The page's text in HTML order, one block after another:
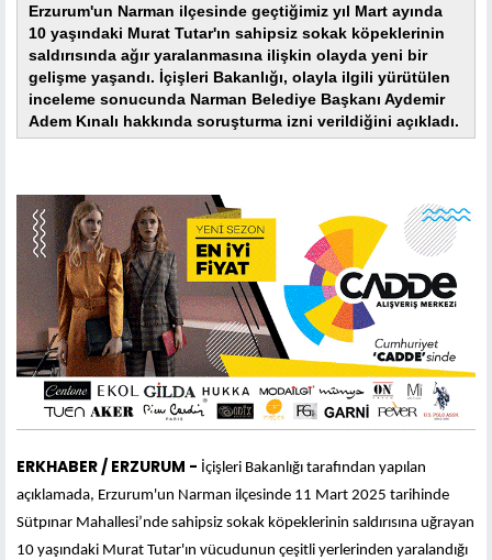
Erzurum'un Narman ilçesinde geçtiğimiz yıl Mart ayında
10 yaşındaki Murat Tutar'ın sahipsiz sokak köpeklerinin
saldırısında ağır yaralanmasına ilişkin olayda yeni bir
gelişme yaşandı. İçişleri Bakanlığı, olayla ilgili yürütülen
inceleme sonucunda Narman Belediye Başkanı Aydemir
Adem Kınalı hakkında soruşturma izni verildiğini açıkladı.
ERKHABER / ERZURUM - İçişleri Bakanlığı tarafından yapılan
açıklamada, Erzurum'un Narman ilçesinde 11 Mart 2025 tarihinde
Sütpınar Mahallesi’nde sahipsiz sokak köpeklerinin saldırısına uğrayan
10 yaşındaki Murat Tutar'ın vücudunun çeşitli yerlerinden yaralandığı